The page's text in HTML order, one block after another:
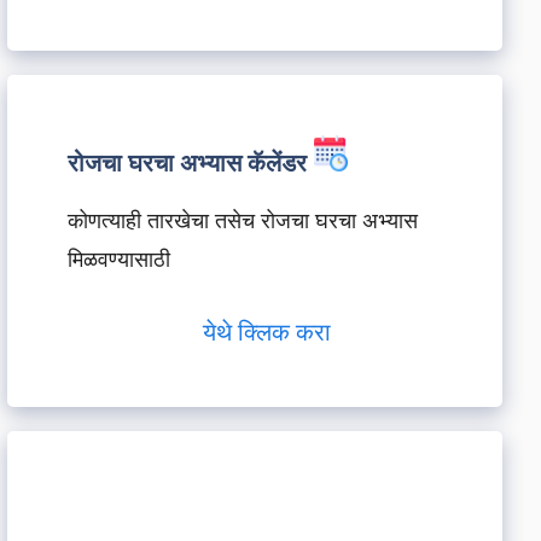
रोजचा घरचा अभ्यास कॅलेंडर
कोणत्याही तारखेचा तसेच रोजचा घरचा अभ्यास
मिळवण्यासाठी
येथे क्लिक करा